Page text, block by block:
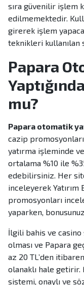
sıra güvenilir işlem
edilmemektedir.
girerek işlem
teknikleri
Papara
mu?
Papara otomatik
cazip
yatırma işleminde
ortalama %10 ile
edebilirsiniz. Her
inceleyerek Yatırım
promosyonları
yaparken,
İlgili bahis ve
olması ve Papara
az 20 TL’den
olanaklı hale
sistemi, onaylı ve